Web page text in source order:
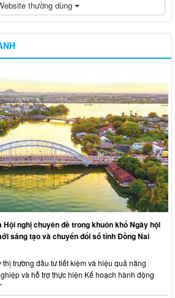
thường dùng
Hội nghị chuyên đề trong khuôn khổ Ngày hội
sáng tạo và chuyển đổi số tỉnh Đồng Nai
thị trường đầu tư tiết kiệm và hiệu quả năng
và hỗ trợ thực hiện Kế hoạch hành động